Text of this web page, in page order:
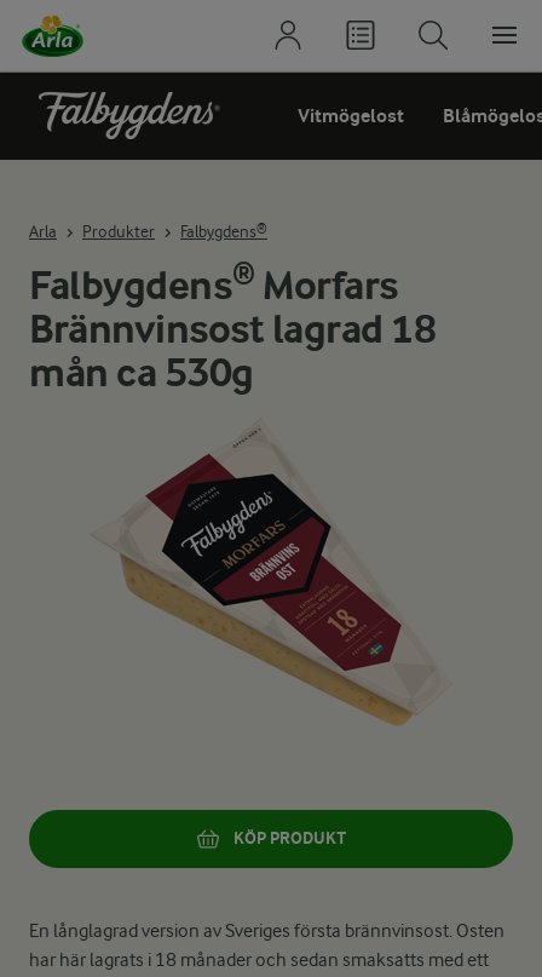
Vitmögelost
Arla Produkter Falbygdens®
Falbygdens® Morfars
Brännvinsost lagrad 18
mån ca 530g
KÖP PRODUKT
En långlagrad version av Sveriges första brännvinsost. Osten
har här lagrats i 18 månader och sedan smaksatts med ett